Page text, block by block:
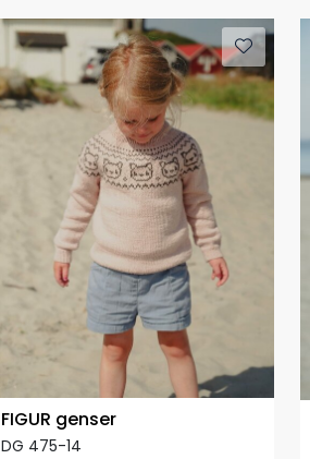
FIGUR genser
DG 475-14